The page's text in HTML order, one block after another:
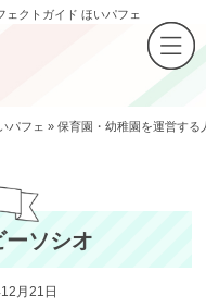
ェクトガイド ほいパフェ
パフェ » 保育園・幼稚園を運営する
ソシオ
月21日